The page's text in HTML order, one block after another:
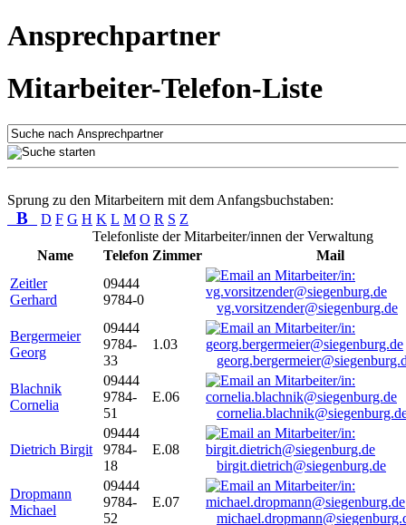
Ansprechpartner
Mitarbeiter-Telefon-Liste
Sprung zu den Mitarbeitern mit dem Anfangsbuchstaben:
B D F G H K L M O R S Z
Telefonliste der Mitarbeiter/innen der Verwaltung
Name
Telefon Zimmer
Mail
Zeitler
Gerhard
09444
9784-0
vg.vorsitzender@siegenburg.de
Bergermeier
Georg
09444
9784-
33
1.03
Blachnik
Cornelia
09444
9784-
51
E.06
Dietrich Birgit
09444
9784-
18
E.08
birgit.dietrich@siegenburg.de
Dropmann
Michael
09444
9784-
52
E.07